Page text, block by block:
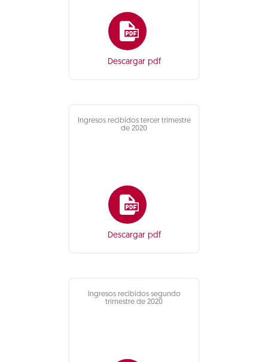
Descargar pdf
Ingresos recibidos tercer trimestre
de 2020
Descargar pdf
Ingresos recibidos segundo
trimestre de 2020